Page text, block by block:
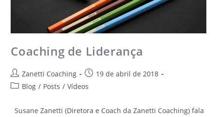
Coaching de Liderança
Zanetti Coaching
19 de abril de 2018
Blog / Posts / Vídeos
Susane Zanetti (Diretora e Coach da Zanetti Coaching) fala